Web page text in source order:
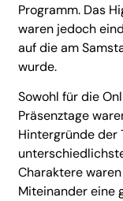
Programm. Das
waren jedoch
auf die am
wurde.
Sowohl für die
Präsenztage
Hintergründe der
Charaktere
Miteinander eine